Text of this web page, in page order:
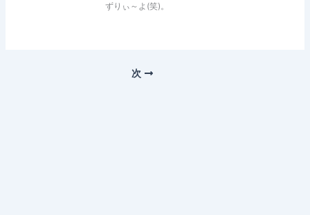
ずりぃ～よ(笑)。
次